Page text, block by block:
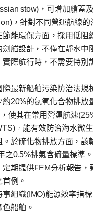
stow)，可增加艙蓋
，針對不同營運航線
節能環保方面，採用低
劍艏設計，不僅在靜水
實際航行時，不需要特別
際最新船舶污染防治法規
約20%的氮氧化合物排
使其在常用營運航速
，能有效防治海水微
。於硫化物排放方面，
之0.5%排氣含硫量標準
定期提供FEM分析報告
例。
事組織(IMO)能源效率指
船舶。